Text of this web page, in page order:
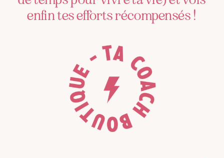
enfin tes efforts récompensés !